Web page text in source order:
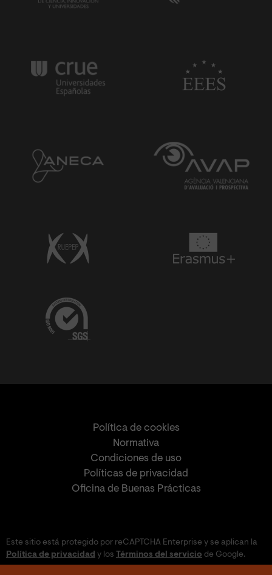
Política de cookies
Normativa
Condiciones de uso
Políticas de privacidad
Oficina de Buenas Prácticas
Este sitio está protegido por reCAPTCHA Enterprise y se aplican la
Política de privacidad y los Términos del servicio de Google.